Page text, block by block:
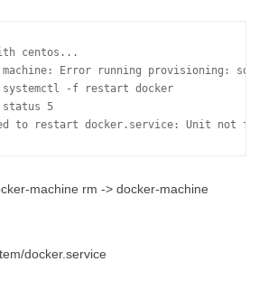
centos...
Error running provisioning:
systemctl -f restart docker
5
to restart docker.service: Unit not
machine rm -> docker-machine
docker.service